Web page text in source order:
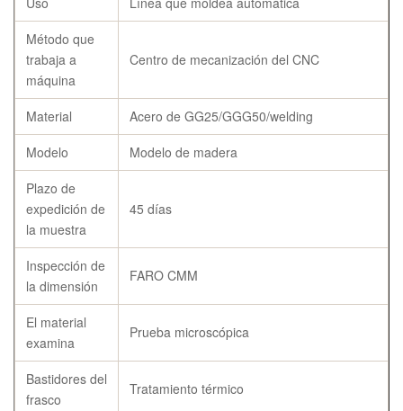
Método que
trabaja a
máquina
Centro de mecanización del CNC
Material
Acero de GG25/GGG50/welding
Modelo
Modelo de madera
Plazo de
expedición de
la muestra
45 días
Inspección de
la dimensión
FARO CMM
El material
examina
Prueba microscópica
Bastidores del
frasco
Tratamiento térmico